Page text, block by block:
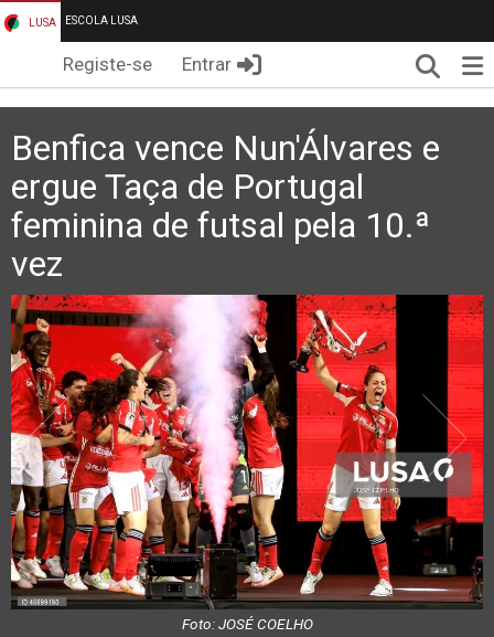
LUSA ESCOLA LUSA
Registe-se Entrar
Benfica vence Nun'Álvares e
ergue Taça de Portugal
feminina de futsal pela 10.ª
vez
Foto: JOSÉ COELHO